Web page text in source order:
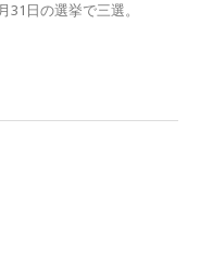
31日の選挙で三選。